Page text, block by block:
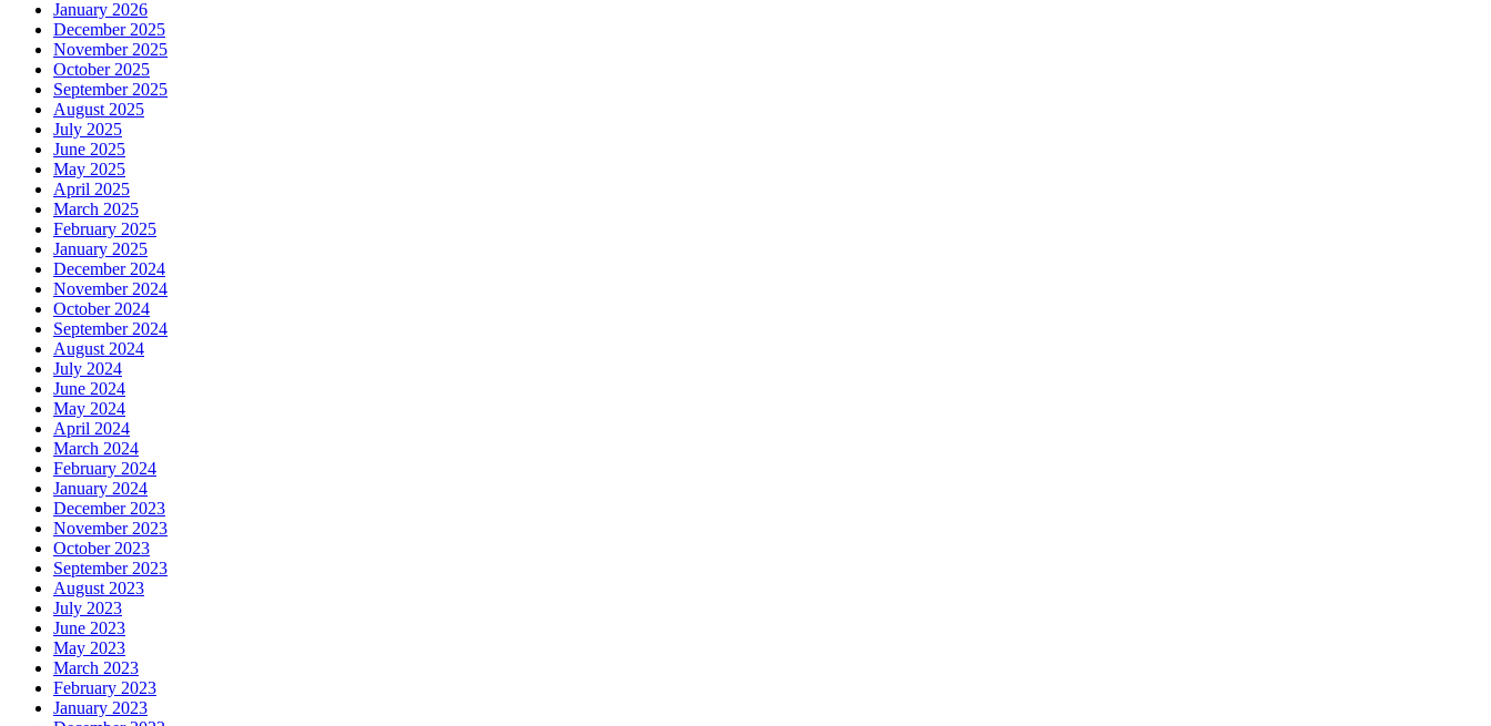
January 2026
December 2025
November 2025
October 2025
September 2025
August 2025
July 2025
June 2025
May 2025
April 2025
March 2025
February 2025
January 2025
December 2024
November 2024
October 2024
September 2024
August 2024
July 2024
June 2024
May 2024
April 2024
March 2024
February 2024
January 2024
December 2023
November 2023
October 2023
September 2023
August 2023
July 2023
June 2023
May 2023
March 2023
February 2023
January 2023